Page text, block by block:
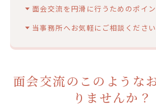
面会交流を円滑に行うためのポイ
当事務所へお気軽にご相談ください
面会交流のこのような
りませんか？